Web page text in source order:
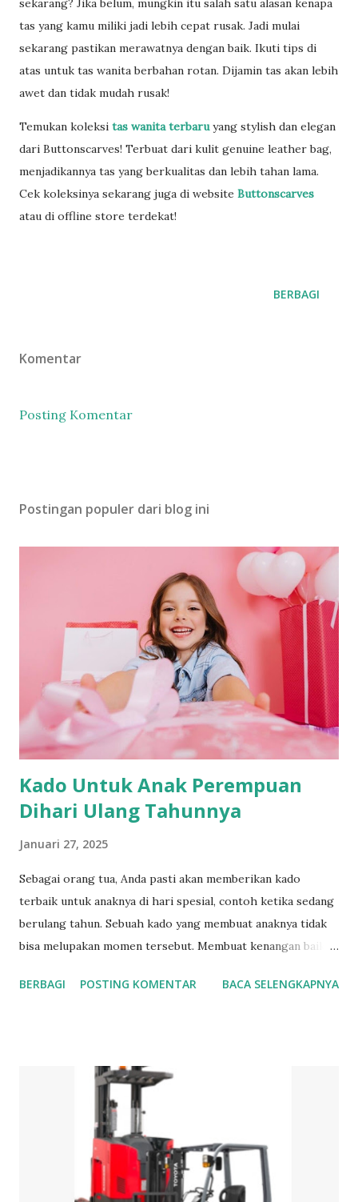
tas yang kamu miliki jadi lebih cepat rusak. Jadi mulai
sekarang pastikan merawatnya dengan baik. Ikuti tips di
atas untuk tas wanita berbahan rotan. Dijamin tas akan lebih
awet dan tidak mudah rusak!
Temukan koleksi tas wanita terbaru yang stylish dan elegan
dari Buttonscarves! Terbuat dari kulit genuine leather bag,
menjadikannya tas yang berkualitas dan lebih tahan lama.
Cek koleksinya sekarang juga di website Buttonscarves
atau di offline store terdekat!
BERBAGI
Komentar
Posting Komentar
Postingan populer dari blog ini
Kado Untuk Anak Perempuan
Dihari Ulang Tahunnya
Januari 27, 2025
Sebagai orang tua, Anda pasti akan memberikan kado
terbaik untuk anaknya di hari spesial, contoh ketika sedang
berulang tahun. Sebuah kado yang membuat anaknya tidak
bisa melupakan momen tersebut. Membuat kenangan baik
menjadi pilihan para orang tua dalam memilih sebagai kado
kepada anak yang berulang tahun 1. Kalung Kalung
merupakan hiasan untuk leher. Meskipun tersembunyi tapi
tetap dapat menghiasi leher kita. Kalung berbentuk tali
yang bersambung pada hiasannya. Pada bagian tali bisa
berupa rantai atau pita yang melingkari leher. Sedangkan
untuk bagian hiasan biasanya terbuat dari bahan bahan yang
BERBAGI POSTING KOMENTAR BACA SELENGKAPNYA